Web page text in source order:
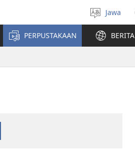
Pilih
basa
Jawa
PERPUSTAKAAN BERITA